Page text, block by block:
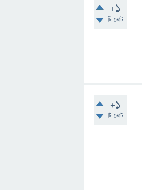
+1
টি ভোট
+1
টি ভোট